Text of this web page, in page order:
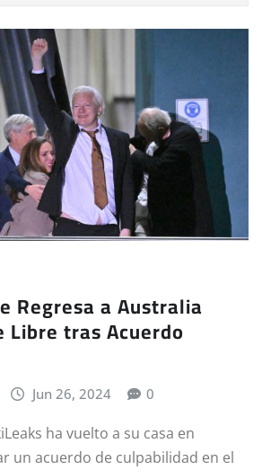
Regresa a Australia
Libre tras Acuerdo
Jun 26, 2024 0
ha vuelto a su casa en
un acuerdo de culpabilidad en el